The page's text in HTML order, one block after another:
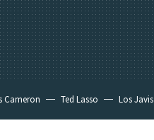
Cameron Ted Lasso Los Javis